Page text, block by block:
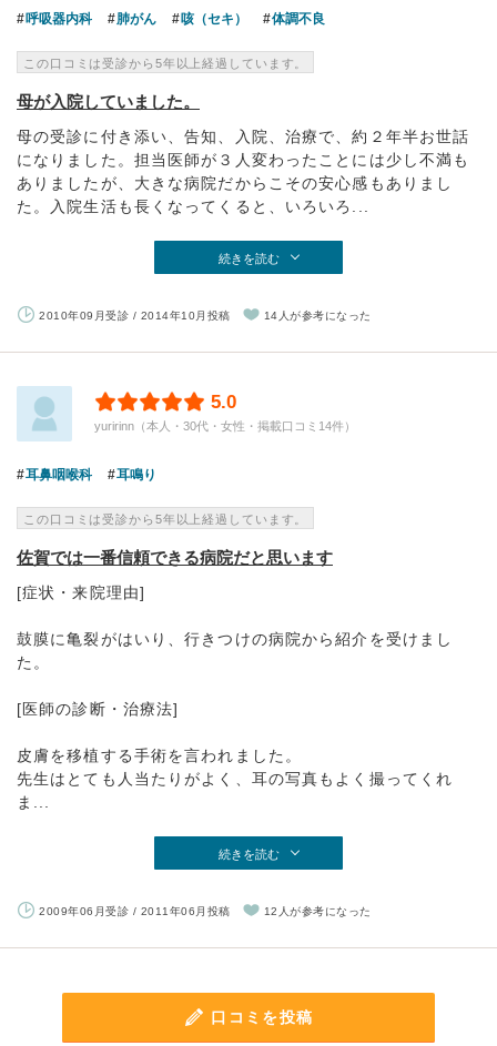
呼吸器内科 肺がん 咳（セキ） 体調不良
この口コミは受診から5年以上経過しています。
母が入院していました。
母の受診に付き添い、告知、入院、治療で、約２年半お世話
になりました。担当医師が３人変わったことには少し不満も
ありましたが、大きな病院だからこその安心感もありまし
た。入院生活も長くなってくると、いろいろ...
続きを読む
2010年09月受診 / 2014年10月投稿 14人が参考になった
5.0
yuririnn（本人・30代・女性・掲載口コミ14件）
耳鼻咽喉科 耳鳴り
この口コミは受診から5年以上経過しています。
佐賀では一番信頼できる病院だと思います
[症状・来院理由]
鼓膜に亀裂がはいり、行きつけの病院から紹介を受けまし
た。
[医師の診断・治療法]
皮膚を移植する手術を言われました。
先生はとても人当たりがよく、耳の写真もよく撮ってくれ
ま...
続きを読む
2009年06月受診 / 2011年06月投稿 12人が参考になった
口コミを投稿